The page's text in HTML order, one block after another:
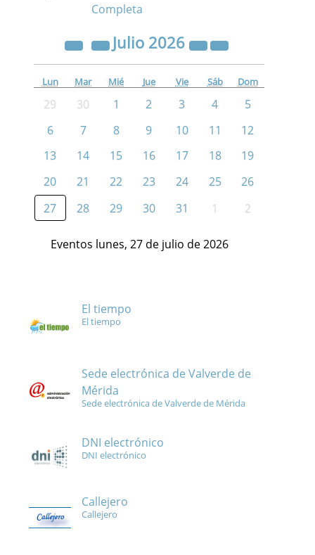
Completa
Julio 2026
Lun Mar Mié Jue Vie Sáb Dom
29 30 1 2 3 4
5
6
7 8 9 10 11
12
13
14 15 16 17 18
19
20
21 22 23 24 25
26
27
28 29 30 31 1 2
Eventos lunes, 27 de julio de 2026
El tiempo
El tiempo
Sede electrónica de Valverde de
Mérida
Sede electrónica de Valverde de Mérida
DNI electrónico
DNI electrónico
Callejero
Callejero